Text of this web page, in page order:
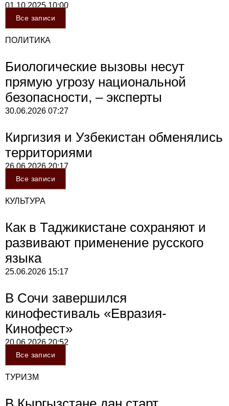
01.10.202510:00
Все записи
ПОЛИТИКА
Биологические вызовы несут
прямую угрозу национальной
безопасности, – эксперты
30.06.2026 07:27
Киргизия и Узбекистан обменялись
территориями
26.06.202620:17
Все записи
КУЛЬТУРА
Как в Таджикистане сохраняют и
развивают применение русского
языка
25.06.2026 15:17
В Сочи завершился
кинофестиваль «Евразия-
Кинофест»
20.06.202620:52
Все записи
ТУРИЗМ